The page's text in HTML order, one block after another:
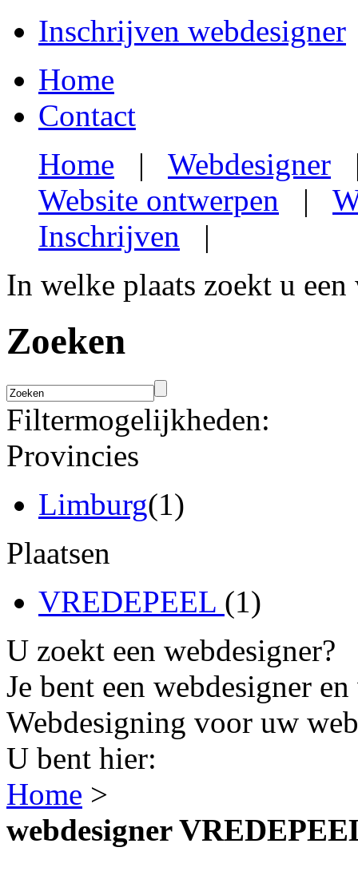
Inschrijven webdesigner
Home
Contact
Home | Webdesigner
Website ontwerpen |
Inschrijven |
In welke plaats zoekt u een
Zoeken
Filtermogelijkheden:
Provincies
Limburg(1)
Plaatsen
VREDEPEEL (1)
U zoekt een webdesigner?
Je bent een webdesigner
Webdesigning voor uw
U bent hier:
Home >
webdesigner